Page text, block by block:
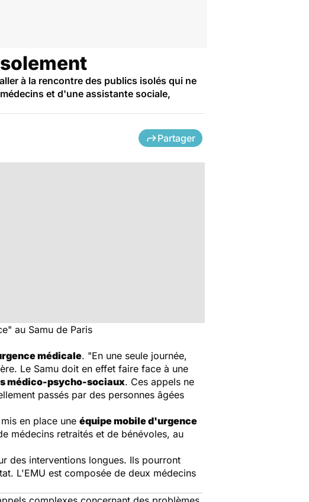
à la rencontre des publics isolés qui ne
et d'une assistante sociale,
Partager
au Samu de Paris
médicale. "En une seule journée,
Le Samu doit en effet faire face à une
médico-psycho-sociaux. Ces appels ne
passés par des personnes âgées
en place une équipe mobile d'urgence
médecins retraités et de bénévoles, au
des interventions longues. Ils pourront
L'EMU est composée de deux médecins